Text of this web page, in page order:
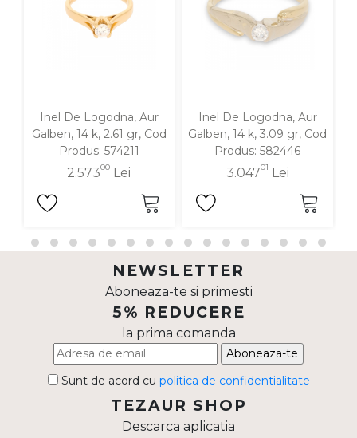
Inel De Logodna, Aur
Galben, 14 k, 2.61 gr, Cod
Produs: 574211
2.57300 Lei
Inel De Logodna, Aur
Galben, 14 k, 3.09 gr, Cod
Produs: 582446
3.04701 Lei
NEWSLETTER
Aboneaza-te si primesti
5% REDUCERE
la prima comanda
Aboneaza-te
Sunt de acord cu politica de confidentialitate
TEZAUR SHOP
Descarca aplicatia